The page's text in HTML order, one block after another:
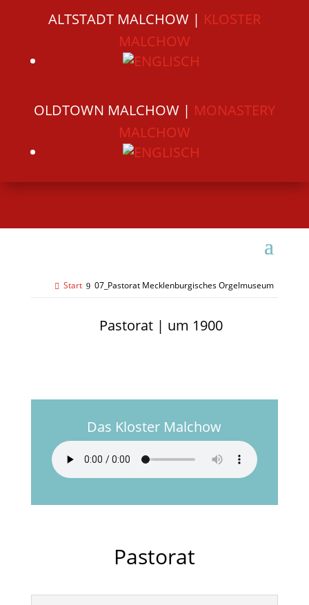
ALTSTADT MALCHOW | KLOSTER
MALCHOW
OLDTOWN MALCHOW | MONASTERY
MALCHOW
Start 07_Pastorat Mecklenburgisches Orgelmuseum
Pastorat | um 1900
Das Kloster Malchow
Pastorat